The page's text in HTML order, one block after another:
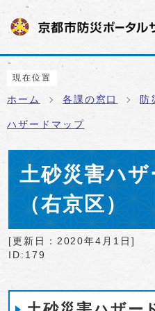
ページの先頭です
ここから本文です
現在位置
ホーム 各課の窓口 防
ハザードマップ
土砂災害ハ
（右京区）
[更新日： 2020年4月1日 ]
ID:179